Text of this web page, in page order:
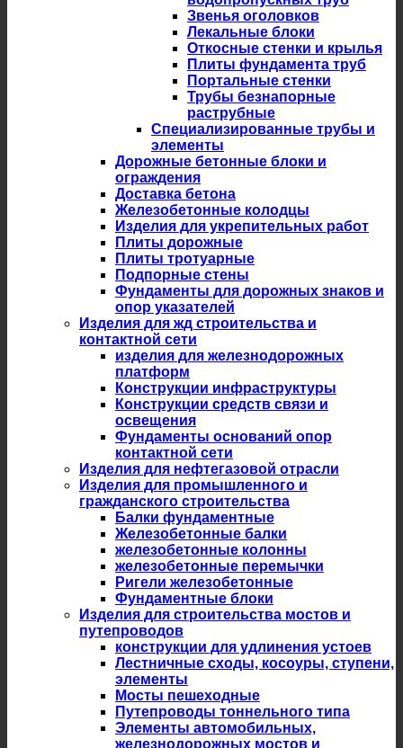
Звенья оголовков
Лекальные блоки
Откосные стенки и крылья
Плиты фундамента труб
Портальные стенки
Трубы безнапорные
раструбные
Специализированные трубы и
элементы
Дорожные бетонные блоки и
ограждения
Доставка бетона
Железобетонные колодцы
Изделия для укрепительных работ
Плиты дорожные
Плиты тротуарные
Подпорные стены
Фундаменты для дорожных знаков и
опор указателей
Изделия для жд строительства и
контактной сети
изделия для железнодорожных
платформ
Конструкции инфраструктуры
Конструкции средств связи и
освещения
Фундаменты оснований опор
контактной сети
Изделия для нефтегазовой отрасли
Изделия для промышленного и
гражданского строительства
Балки фундаментные
Железобетонные балки
железобетонные колонны
железобетонные перемычки
Ригели железобетонные
Фундаментные блоки
Изделия для строительства мостов и
путепроводов
конструкции для удлинения устоев
Лестничные сходы, косоуры, ступени,
элементы
Мосты пешеходные
Путепроводы тоннельного типа
Элементы автомобильных,
железнодорожных мостов и